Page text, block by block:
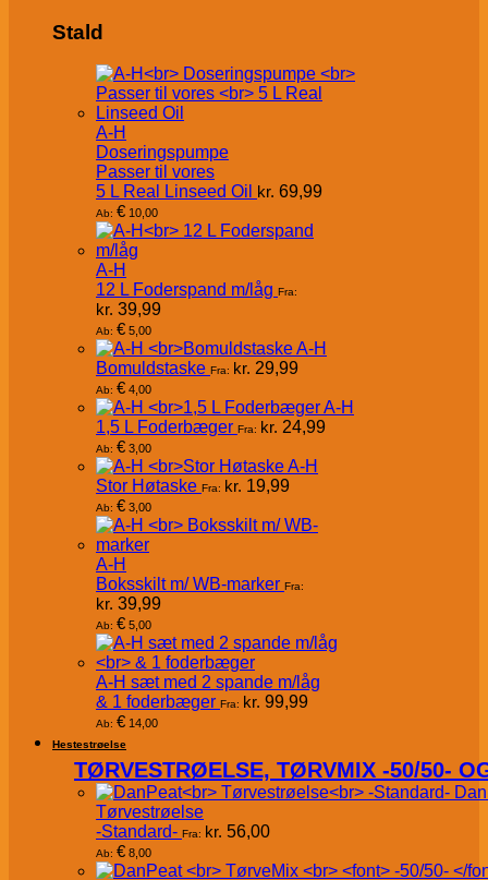
Stald
A-H
Doseringspumpe
Passer til vores
5 L Real Linseed Oil kr. 69,99
Ab: € 10,00
A-H
12 L Foderspand m/låg Fra:
kr. 39,99
Ab: € 5,00
A-H
Bomuldstaske Fra: kr. 29,99
Ab: € 4,00
A-H
1,5 L Foderbæger Fra: kr. 24,99
Ab: € 3,00
A-H
Stor Høtaske Fra: kr. 19,99
Ab: € 3,00
A-H
Boksskilt m/ WB-marker Fra:
kr. 39,99
Ab: € 5,00
A-H sæt med 2 spande m/låg
& 1 foderbæger Fra: kr. 99,99
Ab: € 14,00
Hestestrøelse
TØRVESTRØELSE, TØRVMIX -50/50-
Tørvestrøelse
-Standard- Fra: kr. 56,00
Ab: € 8,00